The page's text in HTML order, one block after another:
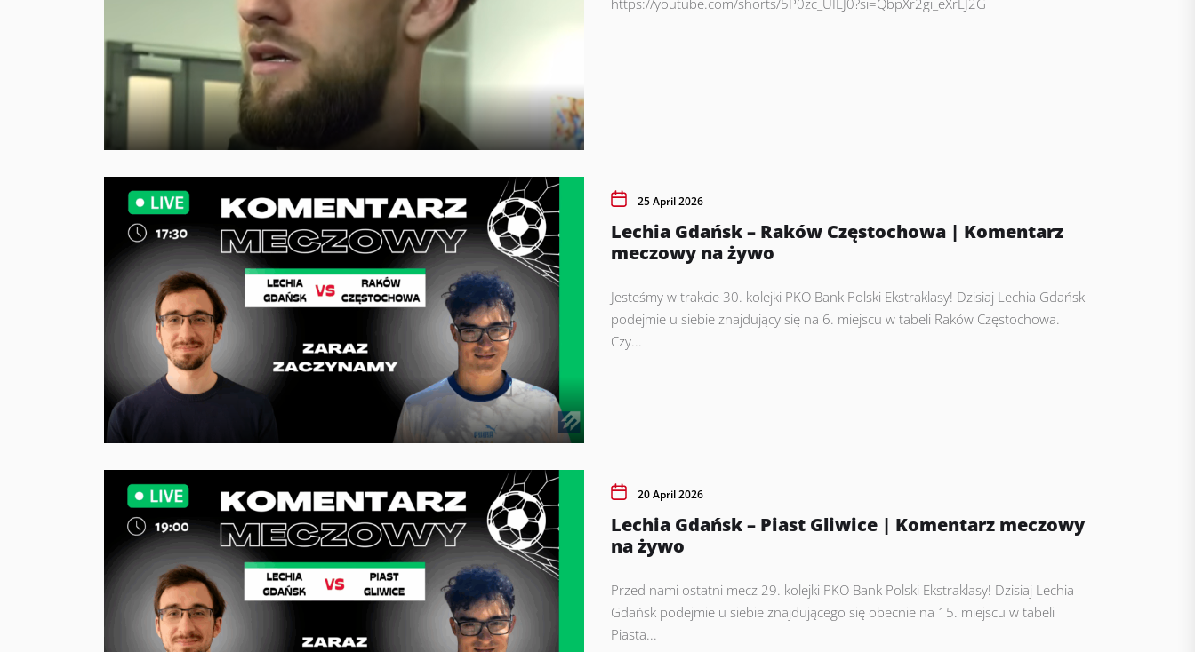
https://youtube.com/shorts/5P0zc_UILJ0?si=QbpXr2gi_eXrLJ2G
25 April 2026
Lechia Gdańsk – Raków Częstochowa | Komentarz
meczowy na żywo
Jesteśmy w trakcie 30. kolejki PKO Bank Polski Ekstraklasy! Dzisiaj Lechia Gdańsk
podejmie u siebie znajdujący się na 6. miejscu w tabeli Raków Częstochowa.
Czy...
20 April 2026
Lechia Gdańsk – Piast Gliwice | Komentarz meczowy
na żywo
Przed nami ostatni mecz 29. kolejki PKO Bank Polski Ekstraklasy! Dzisiaj Lechia
Gdańsk podejmie u siebie znajdującego się obecnie na 15. miejscu w tabeli
Piasta...